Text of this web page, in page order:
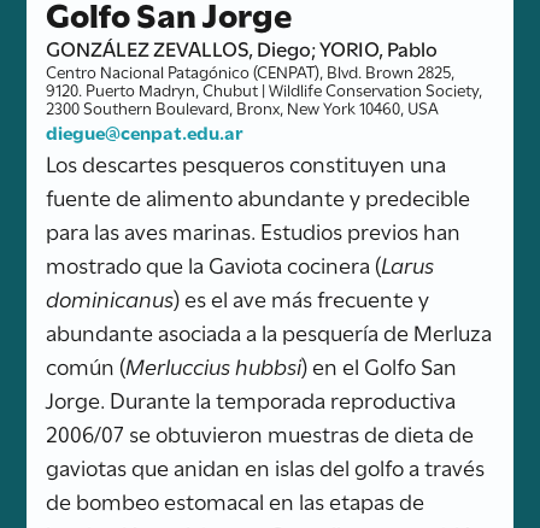
Golfo San Jorge
GONZÁLEZ ZEVALLOS, Diego; YORIO, Pablo
Centro Nacional Patagónico (CENPAT), Blvd. Brown 2825,
9120. Puerto Madryn, Chubut | Wildlife Conservation Society,
2300 Southern Boulevard, Bronx, New York 10460, USA
diegue@cenpat.edu.ar
Los descartes pesqueros constituyen una
fuente de alimento abundante y predecible
para las aves marinas. Estudios previos han
mostrado que la Gaviota cocinera (Larus
dominicanus) es el ave más frecuente y
abundante asociada a la pesquería de Merluza
común (Merluccius hubbsi) en el Golfo San
Jorge. Durante la temporada reproductiva
2006/07 se obtuvieron muestras de dieta de
gaviotas que anidan en islas del golfo a través
de bombeo estomacal en las etapas de